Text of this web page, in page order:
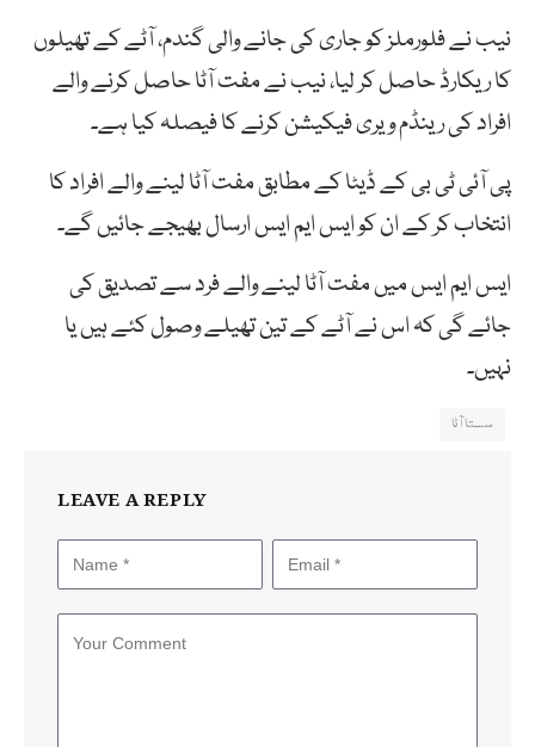
نیب نے فلورملز کو جاری کی جانے والی گندم، آٹے کے تھیلوں
کا ریکارڈ حاصل کر لیا، نیب نے مفت آٹا حاصل کرنے والے
افراد کی رینڈم ویری فیکیشن کرنے کا فیصلہ کیا ہے۔
پی آئی ٹی بی کے ڈیٹا کے مطابق مفت آٹا لینے والے افراد کا
انتخاب کر کے ان کو ایس ایم ایس ارسال بھیجے جائیں گے۔
ایس ایم ایس میں مفت آٹا لینے والے فرد سے تصدیق کی
جائے گی کہ اس نے آٹے کے تین تھیلے وصول کئے ہیں یا
نہیں۔
سستا آٹا
LEAVE A REPLY